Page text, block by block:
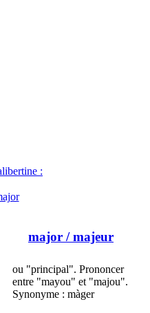
:
major / majeur
ou "principal". Prononcer
entre "mayou" et "majou".
Synonyme : màger